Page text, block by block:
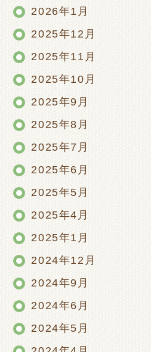
2026年1月
2025年12月
2025年11月
2025年10月
2025年9月
2025年8月
2025年7月
2025年6月
2025年5月
2025年4月
2025年1月
2024年12月
2024年9月
2024年6月
2024年5月